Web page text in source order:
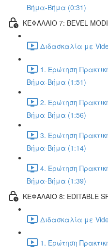
Βήμα-Βήμα (0:31)
ΚΕΦΑΛΑΙΟ 7: BEVEL
Διδασκαλία με
1. Ερώτηση
Βήμα-Βήμα (1:51)
2. Ερώτηση
Βήμα-Βήμα (1:56)
3. Ερώτηση
Βήμα-Βήμα (1:14)
4. Ερώτηση
Βήμα-Βήμα (1:39)
ΚΕΦΑΛΑΙΟ 8: EDITABLE
Διδασκαλία με
1. Ερώτηση